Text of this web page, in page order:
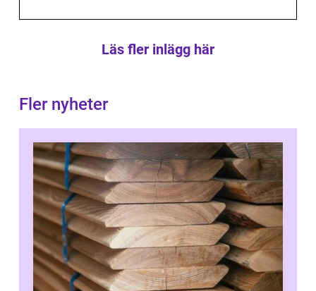
Läs fler inlägg här
Fler nyheter